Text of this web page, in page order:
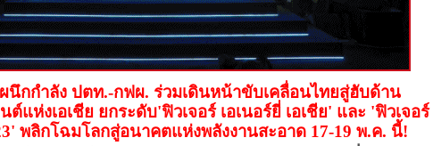
นึกกำลัง ปตท.-กฟผ. ร่วมเดินหน้าขับเคลื่อนไทยสู่ฮับด้าน
ต์แห่งเอเชีย ยกระดับ'ฟิวเจอร์ เอเนอร์ยี่ เอเชีย' และ 'ฟิวเจอร์
พลิกโฉมโลกสู่อนาคตแห่งพลังงานสะอาด 17-19 พ.ค. นี้!